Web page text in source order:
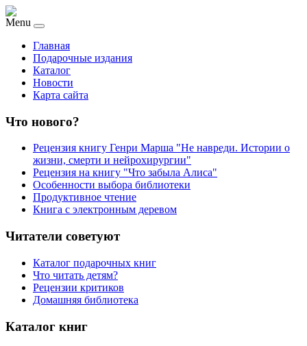
Menu
Главная
Подарочные издания
Каталог
Новости
Карта сайта
Что нового?
Рецензия книгу Генри Марша "Не навреди. Истории о
жизни, смерти и нейрохирургии"
Рецензия на книгу "Что забыла Алиса"
Особенности выбора библиотеки
Продуктивное чтение
Книга с электронным деревом
Читатели советуют
Каталог подарочных книг
Что читать детям?
Рецензии критиков
Домашняя библиотека
Каталог книг